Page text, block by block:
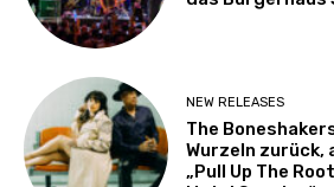
NEW RELEASES
The
Wurzeln zurück,
„Pull Up The